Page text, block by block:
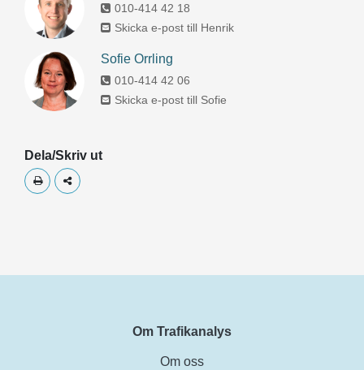
010-414 42 18
Skicka e-post till Henrik
Sofie Orrling
010-414 42 06
Skicka e-post till Sofie
Dela/Skriv ut
Skriv utDela
Om Trafikanalys
Om oss